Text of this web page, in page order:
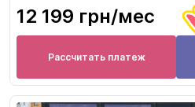
12 199 грн/мес
Рассчитать платеж